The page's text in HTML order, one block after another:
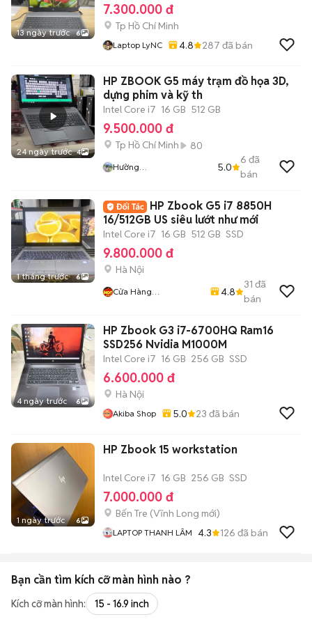
13 ngày trước 6
7.300.000 đ
Tp Hồ Chí Minh
Laptop LyNC 4.8 287 đã bán
24 ngày trước 4
HP ZBOOK G5 máy trạm đồ họa 3D,
dựng phim và kỹ th
Intel Core i7 16 GB 512 GB
9.500.000 đ
Tp Hồ Chí Minh 80
Hường
5.0
6 đã
bán
1 tháng trước 6
HP Zbook G5 i7 8850H
16/512GB US siêu lướt như mới
Intel Core i7 16 GB 512 GB SSD
9.800.000 đ
Hà Nội
Cửa Hàng
4.8
31 đã
bán
4 ngày trước 6
HP Zbook G3 i7-6700HQ Ram16
SSD256 Nvidia M1000M
Intel Core i7 16 GB 256 GB SSD
6.600.000 đ
Hà Nội
Akiba Shop 5.0 23 đã bán
1 ngày trước 6
HP Zbook 15 workstation
Intel Core i7 16 GB 256 GB SSD
7.000.000 đ
Bến Tre (Vĩnh Long mới)
LAPTOP THANH LÂM 4.3 126 đã bán
Bạn cần tìm kích cỡ màn hình nào ?
Kích cỡ màn hình: 15 - 16.9 inch